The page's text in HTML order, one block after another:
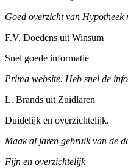
Goed overzicht van
F.V. Doedens uit Winsum
Snel goede informatie
Prima website. Heb snel de
L. Brands uit Zuidlaren
Duidelijk en overzichtelijk.
Maak al jaren gebruik van de
Fijn en overzichtelijk